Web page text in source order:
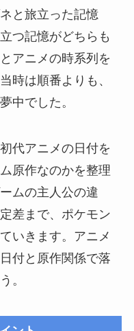
と旅立った記憶
つ記憶がどちらも
アニメの時系列を
時は順番よりも、
中でした。
代アニメの日付を
原作なのかを整理
ムの主人公の違
差まで、ポケモン
いきます。アニメ
付と原作関係で落
。